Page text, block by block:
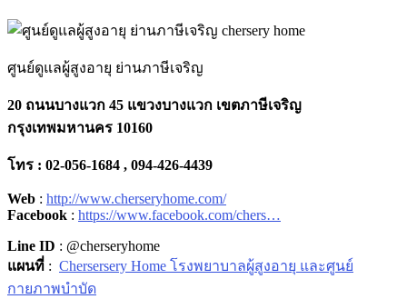
ศูนย์ดูแลผู้สูงอายุ ย่านภาษีเจริญ
20 ถนนบางแวก 45 แขวงบางแวก เขตภาษีเจริญ
กรุงเทพมหานคร 10160
โทร : 02-056-1684 , 094-426-4439
Web : http://www.cherseryhome.com/
Facebook : https://www.facebook.com/chers…
Line ID : @cherseryhome
แผนที่ : Chersersery Home โรงพยาบาลผู้สูงอายุ และศูนย์
กายภาพบำบัด